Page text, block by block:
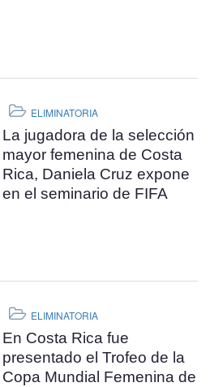
ELIMINATORIA
La jugadora de la selección
mayor femenina de Costa
Rica, Daniela Cruz expone
en el seminario de FIFA
ELIMINATORIA
En Costa Rica fue
presentado el Trofeo de la
Copa Mundial Femenina de